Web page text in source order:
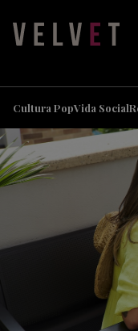
Cultura PopVida Social